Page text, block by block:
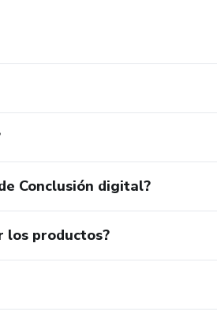
Conclusión digital?
los productos?